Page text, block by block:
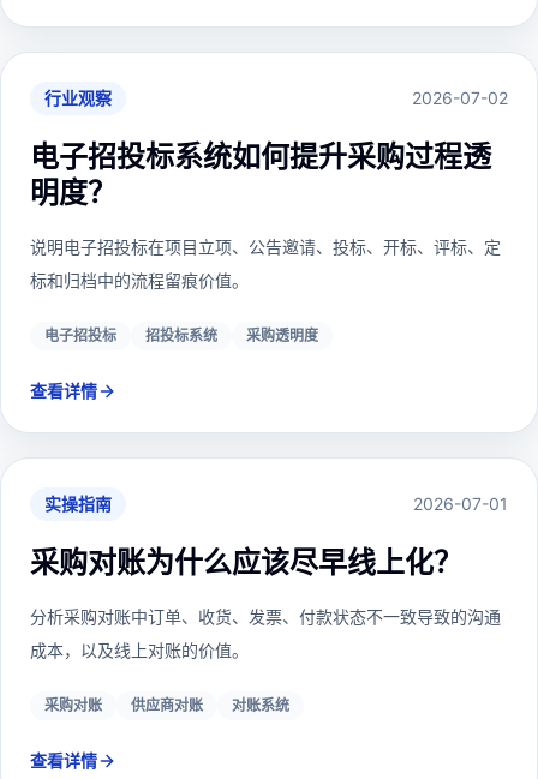
行业观察 2026-07-02
电子招投标系统如何提升采购过程透
明度？
说明电子招投标在项目立项、公告邀请、投标、开标、评标、定
标和归档中的流程留痕价值。
电子招投标 招投标系统 采购透明度
查看详情
实操指南 2026-07-01
采购对账为什么应该尽早线上化？
分析采购对账中订单、收货、发票、付款状态不一致导致的沟通
成本，以及线上对账的价值。
采购对账 供应商对账 对账系统
查看详情